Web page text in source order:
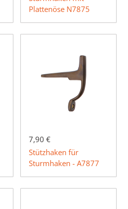
Plattenöse N7875
7,90 €
Stützhaken für
Sturmhaken - A7877